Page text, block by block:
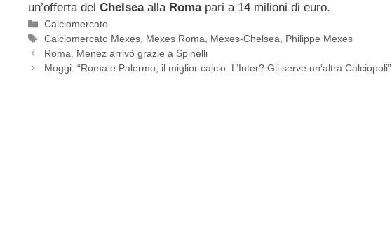
un’offerta del Chelsea alla Roma pari a 14 milioni di euro.
Categorie
Calciomercato
Tag
Calciomercato Mexes, Mexes Roma, Mexes-Chelsea, Philippe Mexes
Roma, Menez arrivò grazie a Spinelli
Moggi: “Roma e Palermo, il miglior calcio. L’Inter? Gli serve un’altra Calciopoli”